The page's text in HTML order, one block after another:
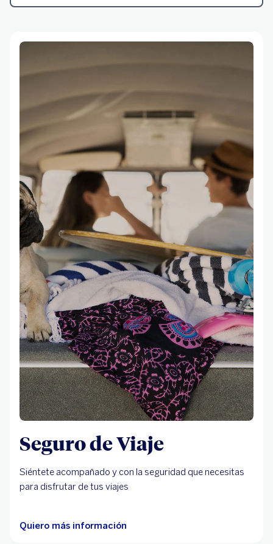
Seguro de Viaje
Siéntete acompañado y con la seguridad que necesitas
para disfrutar de tus viajes
Quiero más información